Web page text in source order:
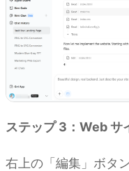
ステップ 3：Web サ
右上の「編集」ボタ